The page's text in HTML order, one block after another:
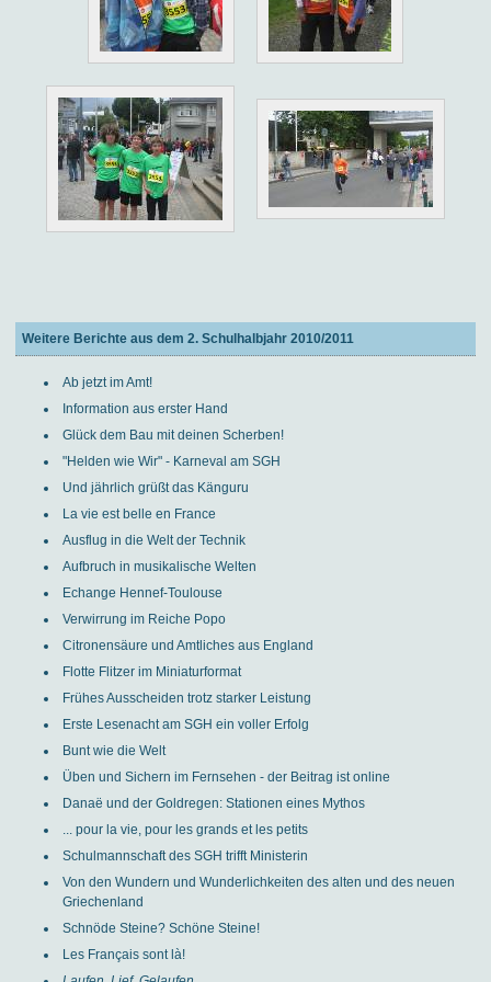
Weitere Berichte aus dem 2. Schulhalbjahr 2010/2011
Ab jetzt im Amt!
Information aus erster Hand
Glück dem Bau mit deinen Scherben!
"Helden wie Wir" - Karneval am SGH
Und jährlich grüßt das Känguru
La vie est belle en France
Ausflug in die Welt der Technik
Aufbruch in musikalische Welten
Echange Hennef-Toulouse
Verwirrung im Reiche Popo
Citronensäure und Amtliches aus England
Flotte Flitzer im Miniaturformat
Frühes Ausscheiden trotz starker Leistung
Erste Lesenacht am SGH ein voller Erfolg
Bunt wie die Welt
Üben und Sichern im Fernsehen - der Beitrag ist online
Danaë und der Goldregen: Stationen eines Mythos
... pour la vie, pour les grands et les petits
Schulmannschaft des SGH trifft Ministerin
Von den Wundern und Wunderlichkeiten des alten und des neuen
Griechenland
Schnöde Steine? Schöne Steine!
Les Français sont là!